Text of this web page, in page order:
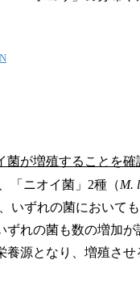
菌が増殖することを確
「ニオイ菌」2種（M.
いずれの菌において
ずれの菌も数の増加が
養源となり、増殖させ